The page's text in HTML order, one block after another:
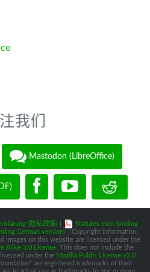
我们
Mastodon (LibreOffice)
(隐私政策)|
Statutes (non-binding
German version)
| Copyright information:
images on this website are licensed under the
Alike 3.0 License . This does not include the
under the Mozilla Public License v2.0
are registered trademarks of their